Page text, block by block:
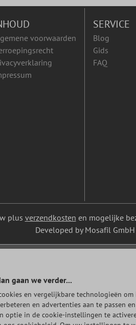
voorwaarden
SERVICE
Blog
Gids
FAQ
plus verzendkosten en mogelijke
Developed by Mosafil GmbH
gaan we verder...
en vergelijkbare technologieën
en advertenties aan te passen
optie in de cookie-instellingen te